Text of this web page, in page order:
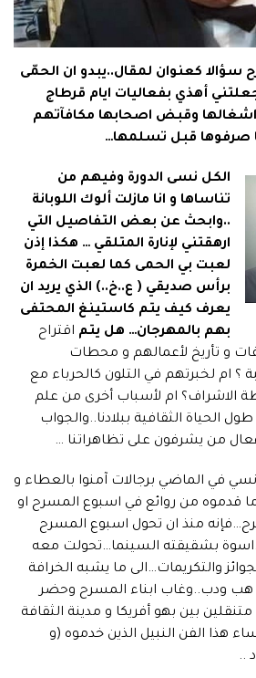
سؤالا كعنوان لمقال..يبدو ان الحمّى
أهذي بفعاليات ايام قرطاج
اشغالها وقبض اصحابها مكافآتهم
صرفوها قبل تسلمها…
الكل نسى الدورة وفيهم من
تناساها و انا مازلت ألوك اللوبانة
..وابحث عن بعض التفاصيل التي
ارهقتني لإنارة المتلقي … هكذا إذن
لعبت بي الحمى كما لعبت الخمرة
برأس صديقي ( ع..خ..) الذي يريد ان
يعرف كيف يتم كاستينغ المحتفى
بهم بالمهرجان… هل يتم اقتراح
و تأريخ لأعمالهم و محطات
؟ ام لخبرتهم في التلون كالحرباء مع
الاشراف؟ ام لأسباب أخرى من علم
الحياة الثقافية ببلادنا..والجواب
من يشرفون على تظاهراتنا …
في الماضي برجالات آمنوا بالعطاء و
ما قدموه من روائع في اسبوع المسرح او
منذ ان تحول اسبوع المسرح
بشقيقته السينما…تحولت معه
والتكريمات…الى ما يشبه الخرافة
هب ودب..وغاب ابناء المسرح وحضر
بين بهو أفريكا و مدينة الثقافة
هذا الفن النبيل الذين خدموه (و
..